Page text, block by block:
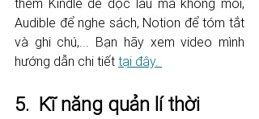
Audible để nghe sách, Notion để tóm tắt
và ghi chú,... Bạn hãy xem video mình
hướng dẫn chi tiết tại đây.
5.  Kĩ năng quản lí thời